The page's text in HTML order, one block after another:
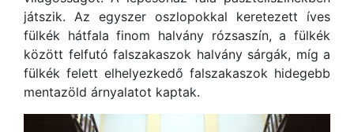
játszik. Az egyszer oszlopokkal keretezett íves
fülkék hátfala finom halvány rózsaszín, a fülkék
között felfutó falszakaszok halvány sárgák, míg a
fülkék felett elhelyezkedő falszakaszok hidegebb
mentazöld árnyalatot kaptak.